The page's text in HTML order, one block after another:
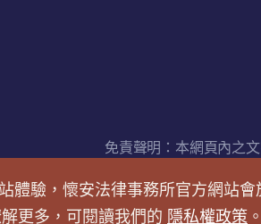
體驗，懷安法律事務所官方網站
更多，可閱讀我們的 隱私權政策 。
免責聲明：本網頁內之